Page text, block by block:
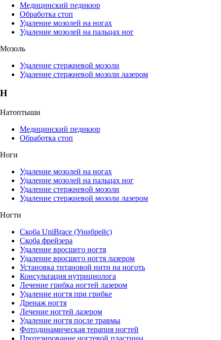
Медицинский педикюр
Обработка стоп
Удаление мозолей на ногах
Удаление мозолей на пальцах ног
Мозоль
Удаление стержневой мозоли
Удаление стержневой мозоли лазером
Н
Натоптыши
Медицинский педикюр
Обработка стоп
Ноги
Удаление мозолей на ногах
Удаление мозолей на пальцах ног
Удаление стержневой мозоли
Удаление стержневой мозоли лазером
Ногти
Скоба UniBrace (Унибрейс)
Скоба фрейзера
Удаление вросшего ногтя
Удаление вросшего ногтя лазером
Установка титановой нити на ноготь
Консультация нутрициолога
Лечение грибка ногтей лазером
Удаление ногтя при грибке
Дренаж ногтя
Лечение ногтей лазером
Удаление ногтя после травмы
Фотодинамическая терапия ногтей
Протезирование ногтевой пластины